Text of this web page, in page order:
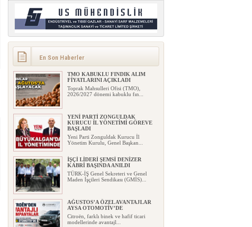
En Son Haberler
TMO KABUKLU FINDIK ALIM
FİYATLARINI AÇIKLADI
Toprak Mahsulleri Ofisi (TMO),
2026/2027 dönemi kabuklu fın...
YENİ PARTİ ZONGULDAK
KURUCU İL YÖNETİMİ GÖREVE
BAŞLADI
Yeni Parti Zonguldak Kurucu İl
Yönetim Kurulu, Genel Başkan...
İŞÇİ LİDERİ ŞEMSİ DENİZER
KABRİ BAŞINDA ANILDI
TÜRK-İŞ Genel Sekreteri ve Genel
Maden İşçileri Sendikası (GMİS)...
AĞUSTOS’A ÖZEL AVANTAJLAR
AYSA OTOMOTİV’DE
Citroën, farklı binek ve hafif ticari
modellerinde avantajl...